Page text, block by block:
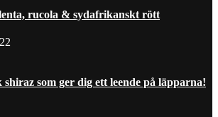
rucola & sydafrikanskt rött
shiraz som ger dig ett leende på läpparna!